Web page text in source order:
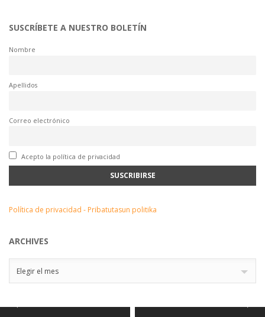
SUSCRÍBETE A NUESTRO BOLETÍN
Nombre
Apellidos
Correo electrónico
Acepto la política de privacidad
Política de privacidad - Pribatutasun politika
ARCHIVES
Elegir el mes